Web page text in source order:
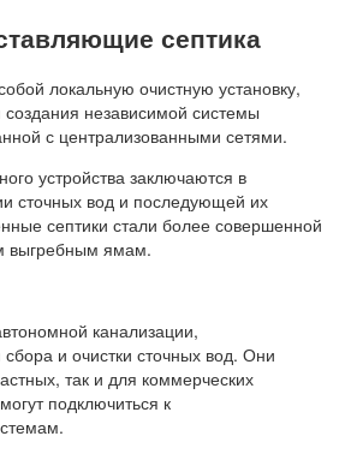
септика
локальную очистную установку,
независимой системы
с централизованными сетями.
устройства заключаются в
сточных вод и последующей их
септики стали более совершенной
выгребным ямам.
канализации,
и очистки сточных вод. Они
так и для коммерческих
подключиться к